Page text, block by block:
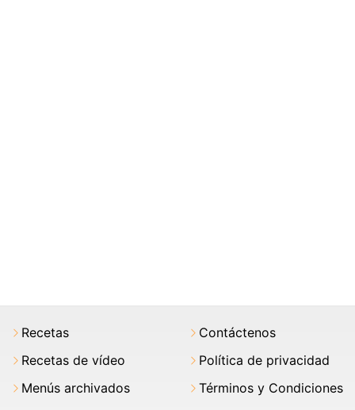
Recetas
Recetas de vídeo
Menús archivados
Contáctenos
Política de privacidad
Términos y Condiciones